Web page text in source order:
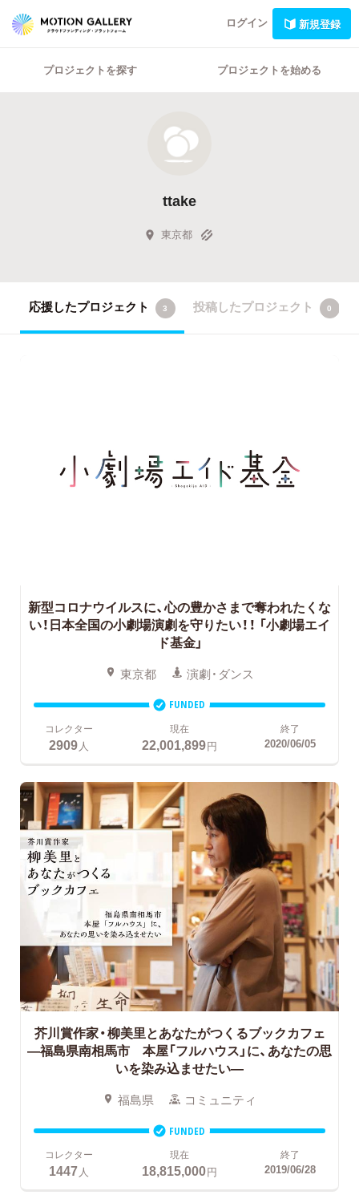
ログイン 新規登録
プロジェクトを探す プロジェクトを始める
ttake
東京都
応援したプロジェクト 3 投稿したプロジェクト 0
新型コロナウイルスに、心の豊かさまで奪われたくな
い！日本全国の小劇場演劇を守りたい！！ 「小劇場エイ
ド基金」
東京都 演劇・ダンス
FUNDED
コレクター
2909 人
現在
22,001,899円
終了
2020/06/05
芥川賞作家・柳美里とあなたがつくるブックカフェ
―福島県南相馬市 本屋「フルハウス」に、あなたの思
いを染み込ませたい―
福島県 コミュニティ
FUNDED
コレクター
1447人
現在
18,815,000円
終了
2019/06/28